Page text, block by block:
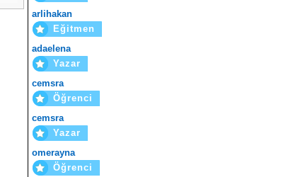
arlihakan
Eğitmen
adaelena
Yazar
cemsra
Öğrenci
cemsra
Yazar
omerayna
Öğrenci